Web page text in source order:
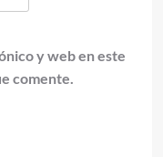
y web en este
comente.